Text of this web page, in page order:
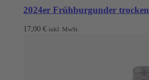
2024er Frühburgunder trocken
17,00 € inkl. MwSt.